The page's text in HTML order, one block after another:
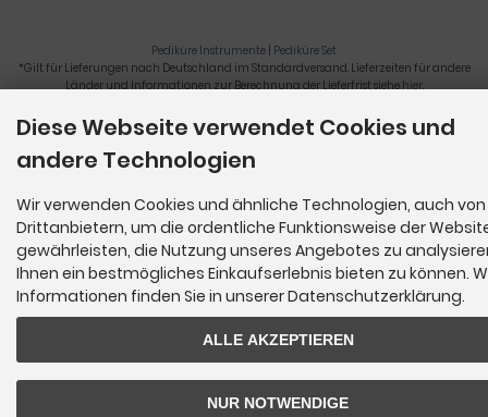
Pediküre Instrumente | Pediküre Set
*Gilt für Lieferungen nach Deutschland im Standardversand. Lieferzeiten für andere
Länder und Informationen zur Berechnung der Lieferfrist siehe hier.
Nagelzange, Podologie, Pediküre, Fußpflegegeräte, Nagelfräser © 2026
Diese Webseite verwendet Cookies und
andere Technologien
Wir verwenden Cookies und ähnliche Technologien, auch von
Drittanbietern, um die ordentliche Funktionsweise der
gewährleisten, die Nutzung unseres Angebotes zu
Ihnen ein bestmögliches Einkaufserlebnis bieten zu können.
Informationen finden Sie in unserer Datenschutzerklärung.
ALLE AKZEPTIEREN
NUR NOTWENDIGE